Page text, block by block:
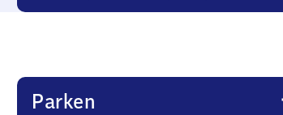
Parken